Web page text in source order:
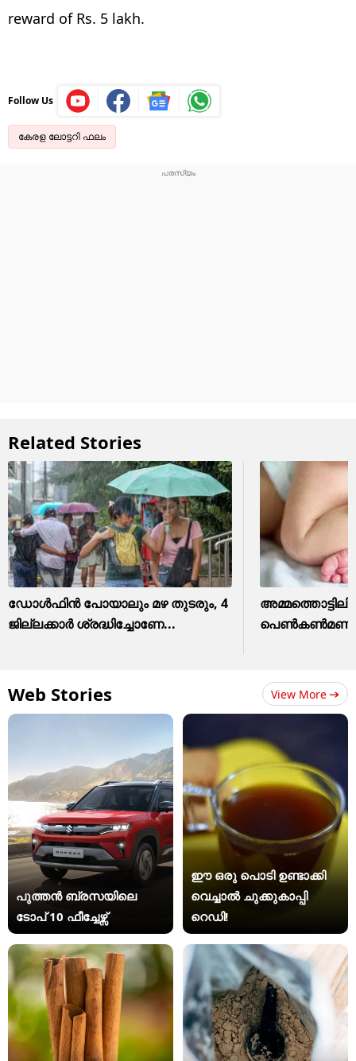
reward of Rs. 5 lakh.
Follow Us
കേരള ലോട്ടറി ഫലം
Related Stories
ഡോൾഫിൻ പോയാലും മഴ തുടരും, 4
ജില്ലക്കാർ ശ്രദ്ധിച്ചോണേ...
Web Stories View More
പുത്തൻ ബ്രസയിലെ
ടോപ് 10 ഫീച്ചേഴ്സ്
ഈ ഒരു പൊടി ഉണ്ടാക്കി
വെച്ചാൽ ചുക്കുകാപ്പി
റെഡി!